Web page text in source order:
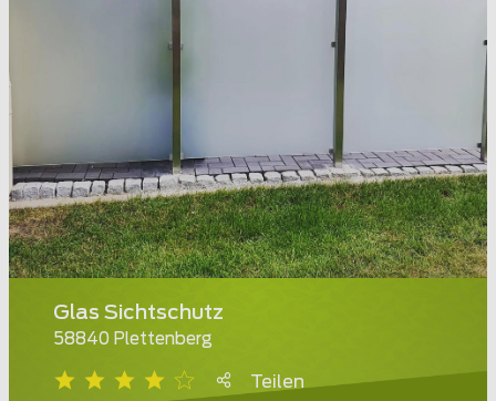
Glas Sichtschutz
58840 Plettenberg
Teilen